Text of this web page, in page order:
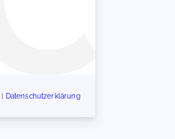
Datenschutzerklärung